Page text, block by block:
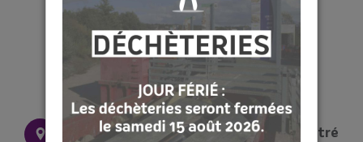
28 rue Pierre et Marie Curie 35500 Vitré